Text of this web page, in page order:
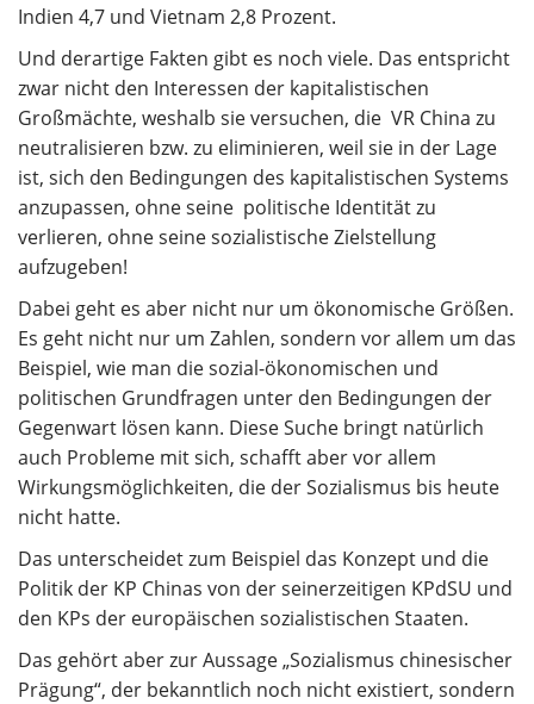
Indien 4,7 und Vietnam 2,8 Prozent.
Und derartige Fakten gibt es noch viele. Das entspricht
zwar nicht den Interessen der kapitalistischen
Großmächte, weshalb sie versuchen, die VR China zu
neutralisieren bzw. zu eliminieren, weil sie in der Lage
ist, sich den Bedingungen des kapitalistischen Systems
anzupassen, ohne seine politische Identität zu
verlieren, ohne seine sozialistische Zielstellung
aufzugeben!
Dabei geht es aber nicht nur um ökonomische Größen.
Es geht nicht nur um Zahlen, sondern vor allem um das
Beispiel, wie man die sozial-ökonomischen und
politischen Grundfragen unter den Bedingungen der
Gegenwart lösen kann. Diese Suche bringt natürlich
auch Probleme mit sich, schafft aber vor allem
Wirkungsmöglichkeiten, die der Sozialismus bis heute
nicht hatte.
Das unterscheidet zum Beispiel das Konzept und die
Politik der KP Chinas von der seinerzeitigen KPdSU und
den KPs der europäischen sozialistischen Staaten.
Das gehört aber zur Aussage „Sozialismus chinesischer
Prägung“, der bekanntlich noch nicht existiert, sondern